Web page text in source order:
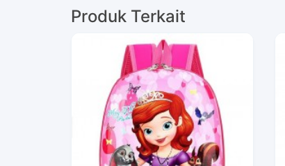
Produk Terkait